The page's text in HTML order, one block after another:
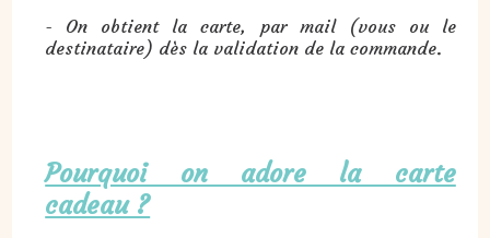
- On obtient la carte, par mail (vous ou le
destinataire) dès la validation de la commande.
Pourquoi on adore la carte
cadeau ?